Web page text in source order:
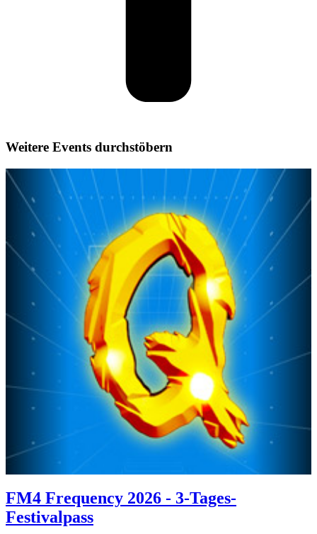
Weitere Events durchstöbern
FM4 Frequency 2026 - 3-Tages-
Festivalpass